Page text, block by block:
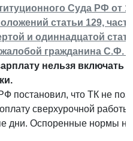
Суда РФ от
статьи 129,
и одиннадцатой
гражданина С.Ф.
нельзя включать
постановил, что ТК не
сверхурочной
дни. Оспоренные нормы не